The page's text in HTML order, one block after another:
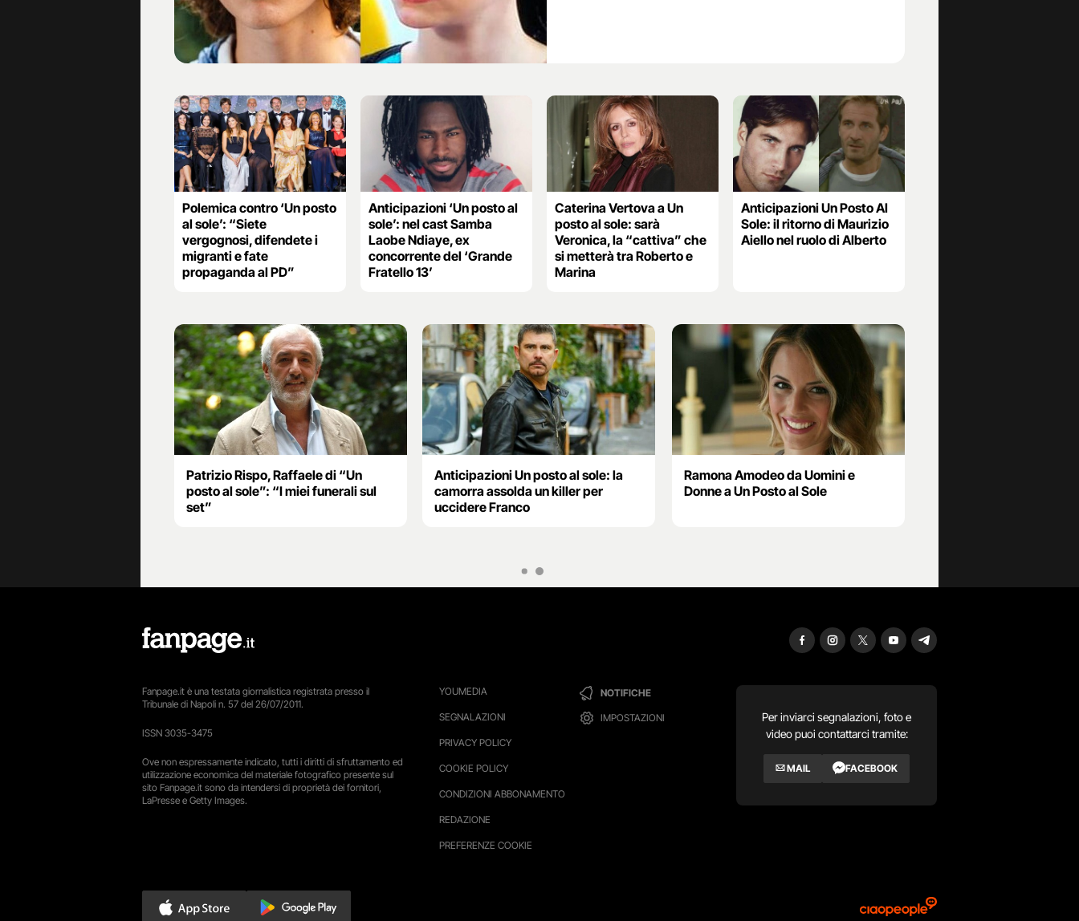
Polemica contro ‘Un posto
al sole’: “Siete
vergognosi, difendete i
migranti e fate
propaganda al PD”
Anticipazioni ‘Un posto al
sole’: nel cast Samba
Laobe Ndiaye, ex
concorrente del ‘Grande
Fratello 13’
Caterina Vertova a Un
posto al sole: sarà
Veronica, la “cattiva” che
si metterà tra Roberto e
Marina
Anticipazioni Un Posto Al
Sole: il ritorno di Maurizio
Aiello nel ruolo di Alberto
Patrizio Rispo, Raffaele di “Un
posto al sole”: “I miei funerali sul
set”
Anticipazioni Un posto al sole: la
camorra assolda un killer per
uccidere Franco
Ramona Amodeo da Uomini e
Donne a Un Posto al Sole
YOUMEDIA
SEGNALAZIONI
PRIVACY POLICY
COOKIE POLICY
CONDIZIONI ABBONAMENTO
REDAZIONE
PREFERENZE COOKIE
NOTIFICHE
IMPOSTAZIONI
Per inviarci segnalazioni, foto e
video puoi contattarci tramite:
MAIL FACEBOOK
Fanpage.it è una testata giornalistica registrata presso il
Tribunale di Napoli n. 57 del 26/07/2011.
ISSN 3035-3475
Ove non espressamente indicato, tutti i diritti di sfruttamento ed
utilizzazione economica del materiale fotografico presente sul
sito Fanpage.it sono da intendersi di proprietà dei fornitori,
LaPresse e Getty Images.